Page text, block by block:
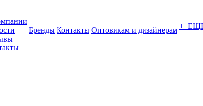
Бренды Контакты Оптовикам и дизайнерам +